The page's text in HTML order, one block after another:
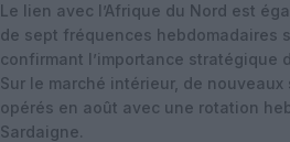
Le lien avec l’Afrique du Nord est
de sept fréquences hebdomadaires
confirmant l’importance stratégique
Sur le marché intérieur, de
opérés en août avec une rotation
Sardaigne.